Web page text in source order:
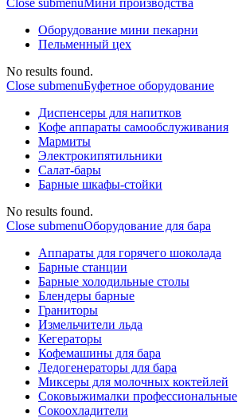
Close submenu Мини производства
Оборудование мини пекарни
Пельменный цех
No results found.
Close submenuБуфетное оборудование
Диспенсеры для напитков
Кофе аппараты самообслуживания
Мармиты
Электрокипятильники
Cалат-бары
Барные шкафы-стойки
No results found.
Close submenuОборудование для бара
Аппараты для горячего шоколада
Барные станции
Барные холодильные столы
Блендеры барные
Граниторы
Измельчители льда
Кегераторы
Кофемашины для бара
Ледогенераторы для бара
Миксеры для молочных коктейлей
Соковыжималки профессиональные
Сокоохладители